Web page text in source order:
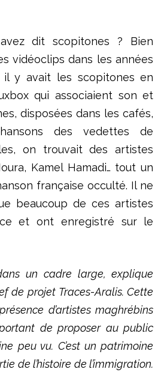
dit scopitones ? Bien
vidéoclips dans les années
il y avait les scopitones en
qui associaient son et
disposées dans les cafés,
des vedettes de
on trouvait des artistes
Kamel Hamadi… tout un
française occulté. Il ne
beaucoup de ces artistes
et ont enregistré sur le
un cadre large, explique
de projet Traces-Aralis. Cette
d’artistes maghrébins
de proposer au public
peu vu. C’est un patrimoine
de l’histoire de l’immigration.